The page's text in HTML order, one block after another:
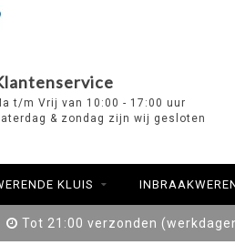
t/m Vrij van 10:00 - 17:00 uur
& zondag zijn wij gesloten
KLUIS
Tot 21:00 verzonden